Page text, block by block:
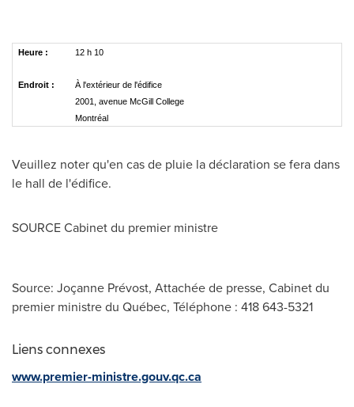
Heure : 12 h 10
Endroit :
À l'extérieur de l'édifice
2001, avenue McGill College
Montréal
Veuillez noter qu'en cas de pluie la déclaration se fera dans
le hall de l'édifice.
SOURCE Cabinet du premier ministre
Source: Joçanne Prévost, Attachée de presse, Cabinet du
premier ministre du Québec, Téléphone : 418 643-5321
Liens connexes
www.premier-ministre.gouv.qc.ca